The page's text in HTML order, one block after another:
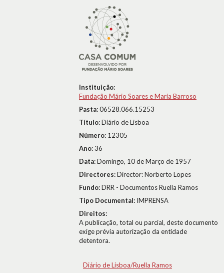
Instituição:
Fundação Mário Soares e Maria Barroso
Pasta:06528.066.15253
Título:Diário de Lisboa
Número: 12305
Ano:36
Data:Domingo, 10 de Março de 1957
Directores:Director: Norberto Lopes
Fundo:DRR - Documentos Ruella Ramos
Tipo Documental: IMPRENSA
Direitos:
A publicação, total ou parcial, deste documento
exige prévia autorização da entidade
detentora.
Diário de Lisboa/Ruella Ramos